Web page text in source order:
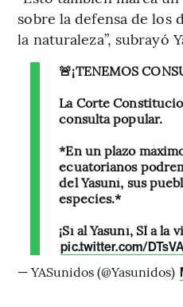
sobre la defensa de los
la naturaleza”, subrayó
🚨¡TENEMOS
La Corte
consulta popular.
*En un plazo
ecuatorianos
del Yasuní, sus
especies.*
¡Sí al Yasuní, SÍ a la
pic.twitter.com/
— YASunidos (@Yasunidos)